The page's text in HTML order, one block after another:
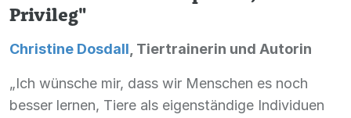
Privileg"
Christine Dosdall , Tiertrainerin und Autorin
„Ich wünsche mir, dass wir Menschen es noch
besser lernen, Tiere als eigenständige Individuen